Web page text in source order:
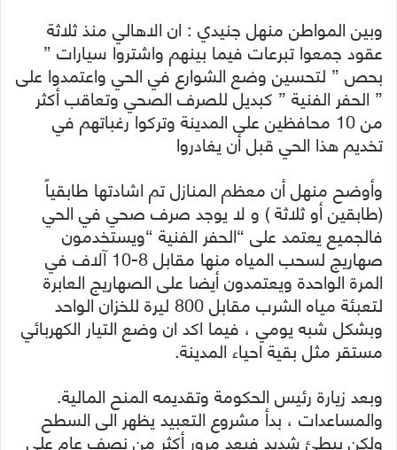
وبين المواطن منهل جنيدي : ان الاهالي منذ ثلاثة
عقود جمعوا تبرعات فيما بينهم واشتروا سيارات ”
بحص ” لتحسين وضع الشوارع في الحي واعتمدوا على
” الحفر الفنية ” كبديل للصرف الصحي وتعاقب أكثر
من 10 محافظين على المدينة وتركوا رغباتهم في
تخديم هذا الحي قبل أن يغادروا
وأوضح منهل أن معظم المنازل تم اشادتها طابقياً
(طابقين أو ثلاثة ) و لا يوجد صرف صحي في الحي
فالجميع يعتمد على “الحفر الفنية “ويستخدمون
صهاريج لسحب المياه منها مقابل 8-10 آلاف في
المرة الواحدة ويعتمدون أيضا على الصهاريج العابرة
لتعبئة مياه الشرب مقابل 800 ليرة للخزان الواحد
وبشكل شبه يومي ، فيما اكد ان وضع التيار الكهربائي
مستقر مثل بقية احياء المدينة.
وبعد زيارة رئيس الحكومة وتقديمه المنح المالية.
والمساعدات ، بدأ مشروع التعبيد يظهر الى السطح
ولكن ببطئ شديد فبعد مرور أكثر من نصف عام على